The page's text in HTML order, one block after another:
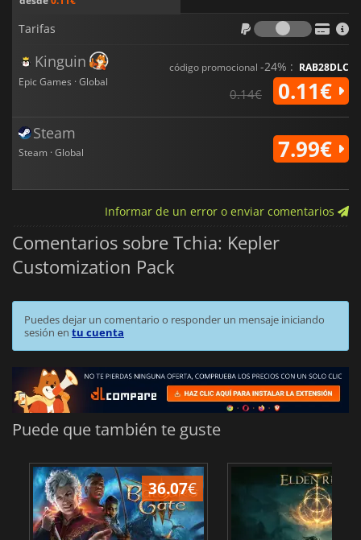
Tarifas
Tarifas
Kinguin
Epic Games · Global
código promocional -24% : RAB28DLC
0.14€ 0.11€
Steam
Steam · Global 7.99€
Informar de un error o enviar comentarios
Comentarios sobre Tchia: Kepler
Customization Pack
Puedes dejar un comentario o responder un mensaje iniciando
sesión en tu cuenta
Puede que también te guste
36.07€